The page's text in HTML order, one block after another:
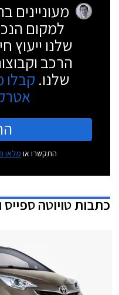
מעוניינים
למקום
שלנו ייעוץ
הרכב
שלנו. קבלו
התקשרו או מלאו
כתבותטויוטה ספייס